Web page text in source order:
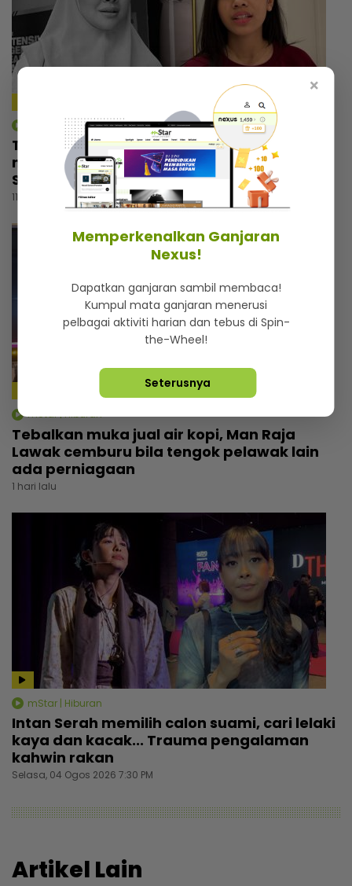
mStar | Hiburan
Tiada orang tahu Thalita masuk tandas
menangis selepas nyanyi lagu arwah Siti
Sarah, dapat rasa aura atas pentas
11 jam lalu
mStar | Hiburan
Tebalkan muka jual air kopi, Man Raja
Lawak cemburu bila tengok pelawak lain
ada perniagaan
1 hari lalu
mStar | Hiburan
Intan Serah memilih calon suami, cari lelaki
kaya dan kacak... Trauma pengalaman
kahwin rakan
Selasa, 04 Ogos 2026 7:30 PM
Artikel Lain
×
Memperkenalkan Ganjaran
Nexus!
Dapatkan ganjaran sambil membaca!
Kumpul mata ganjaran menerusi
pelbagai aktiviti harian dan tebus di Spin-
the-Wheel!
Seterusnya